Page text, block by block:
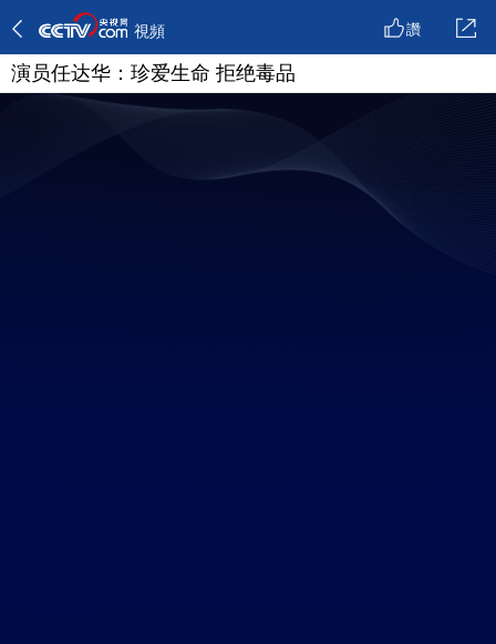
視頻 讚
演员任达华：珍爱生命 拒绝毒品